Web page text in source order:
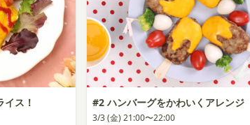
ス！ #2 ハンバーグをかわいくアレンジ
3/3 (金) 21:00〜22:00